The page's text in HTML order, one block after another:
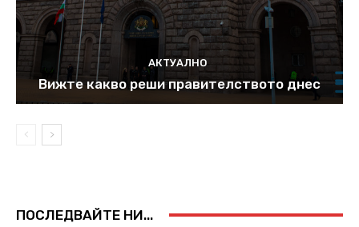
АКТУАЛНО
Вижте какво реши правителството днес
ПОСЛЕДВАЙТЕ НИ...